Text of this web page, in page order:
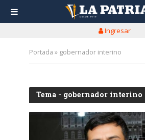
Ingresar
Portada » gobernador interino
Tema - gobernador interino